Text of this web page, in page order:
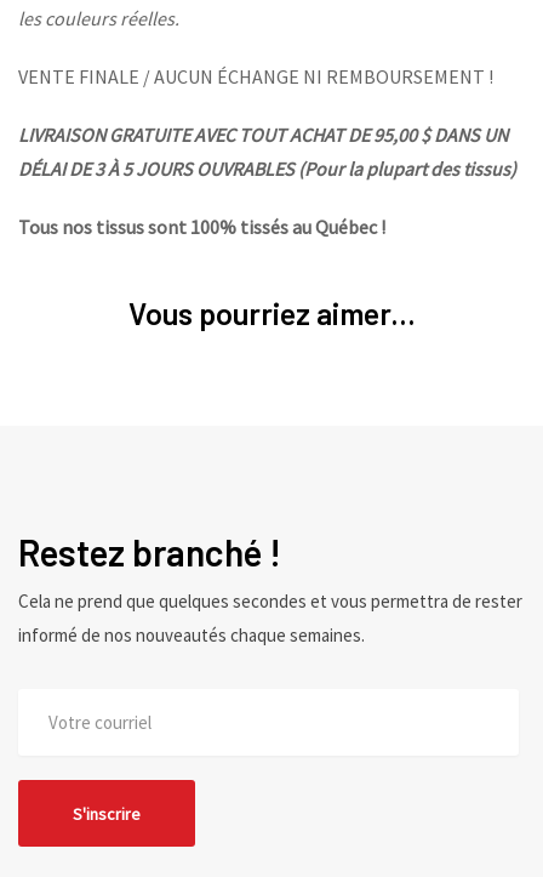
les couleurs réelles.
VENTE FINALE / AUCUN ÉCHANGE NI REMBOURSEMENT !
LIVRAISON GRATUITE AVEC TOUT ACHAT DE 95,00 $ DANS UN
DÉLAI DE 3 À 5 JOURS OUVRABLES (Pour la plupart des tissus)
Tous nos tissus sont 100% tissés au Québec !
Vous pourriez aimer...
Restez branché !
Cela ne prend que quelques secondes et vous permettra de rester
informé de nos nouveautés chaque semaines.